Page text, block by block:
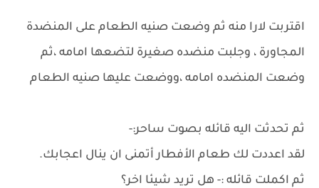
اقتربت لارا منه ثم وضعت صنيه الطعام على المنضدة
المجاورة ، وجلبت منضده صغيرة لتضعها امامه ،ثم
وضعت المنضده امامه ،ووضعت عليها صنيه الطعام
ثم تحدثت اليه قائله بصوت ساحر:-
لقد اعددت لك طعام الأفطار أتمنى ان ينال اعجابك.
ثم اكملت قائله :- هل تريد شيئا اخر؟